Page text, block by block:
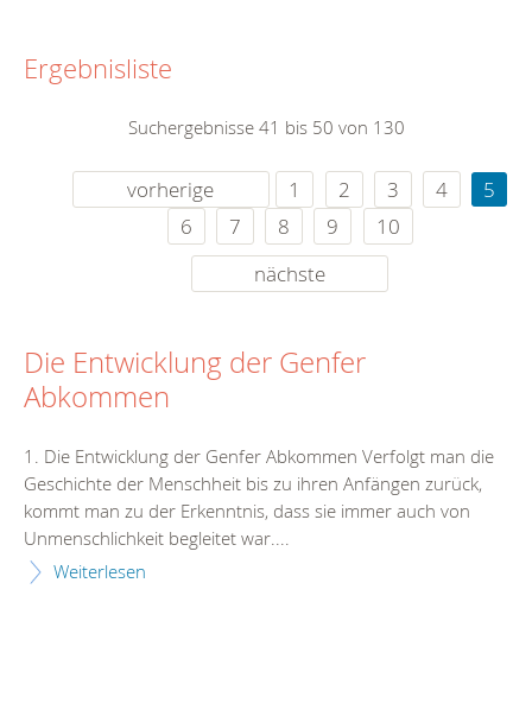
Ergebnisliste
Suchergebnisse 41 bis 50 von 130
vorherige 1 2 3 4
5
6
7 8 9
10
nächste
Die Entwicklung der Genfer
Abkommen
1. Die Entwicklung der Genfer Abkommen Verfolgt man die
Geschichte der Menschheit bis zu ihren Anfängen zurück,
kommt man zu der Erkenntnis, dass sie immer auch von
Unmenschlichkeit begleitet war....
Weiterlesen